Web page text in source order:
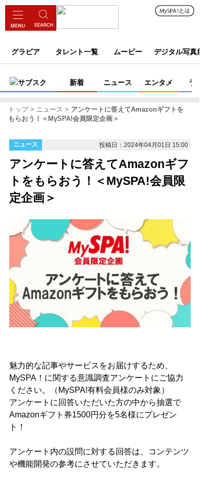
グラビア タレント一覧 ムービー デジタル写真集
サブスク 新着 ニュース エンタメ ライ
トップ ニュース
アンケートに答えてAmazonギフトを
もらおう！＜MySPA!会員限定企画＞
ニュース 投稿日：2024年04月01日 15:00
アンケートに答えてAmazonギフ
トをもらおう！＜MySPA!会員限
定企画＞
魅力的な記事やサービスをお届けするため、
MySPA！に関する意識調査アンケートにご協力
ください。（MySPA!有料会員様のみ対象）
アンケートに回答いただいた方の中から抽選で
Amazonギフト券1500円分を5名様にプレゼン
ト！
アンケート内の設問に対する回答は、コンテンツ
や機能開発の参考にさせていただきます。